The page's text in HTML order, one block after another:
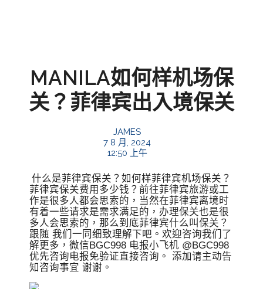
MANILA如何样机场保
关？菲律宾出入境保关
JAMES
7 8 月, 2024
12:50 上午
什么是菲律宾保关？如何样菲律宾机场保关？
菲律宾保关费用多少钱？前往菲律宾旅游或工
作是很多人都会思索的，当然在菲律宾离境时
有着一些请求是需求满足的，办理保关也是很
多人会思索的，那么到底菲律宾什么叫保关？
跟随 我们一同细致理解下吧。欢迎咨询我们了
解更多，微信BGC998 电报小飞机 @BGC998
优先咨询电报免验证直接咨询。 添加请主动告
知咨询事宜 谢谢。